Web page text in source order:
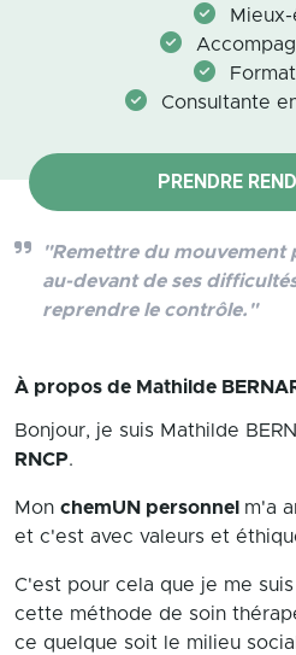
Consultante
PRENDRE
"Remettre du mouvement
au-devant de ses
reprendre le contrôle."
À propos de Mathilde
Bonjour, je suis Mathilde
RNCP.
Mon chemUN personnel m'a
et c'est avec valeurs et
C'est pour cela que je me
cette méthode de soin
ce quelque soit le milieu